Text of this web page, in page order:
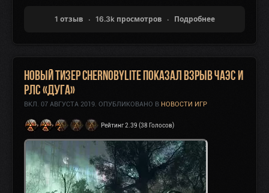
1 отзыв 16.3k просмотров Подробнее
Новый тизер Chernobylite показал взрыв ЧАЭС и
РЛС «Дуга»
ВКЛ. 07 АВГУСТА 2019. ОПУБЛИКОВАНО В НОВОСТИ ИГР
Рейтинг 2.39 (38 Голосов)